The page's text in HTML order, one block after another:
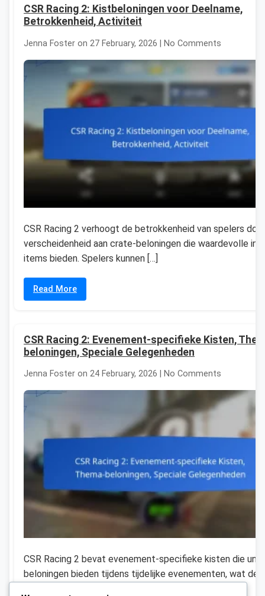
CSR Racing 2: Kistbeloningen voor Deelname,
Betrokkenheid, Activiteit
Jenna Foster on 27 February, 2026 | No Comments
CSR Racing 2 verhoogt de betrokkenheid van spelers
verscheidenheid aan crate-beloningen die waardevolle in-
items bieden. Spelers kunnen […]
Read More
CSR Racing 2: Evenement-specifieke Kisten,
beloningen, Speciale Gelegenheden
Jenna Foster on 24 February, 2026 | No Comments
CSR Racing 2 bevat evenement-specifieke kisten die
beloningen bieden tijdens tijdelijke evenementen, wat de